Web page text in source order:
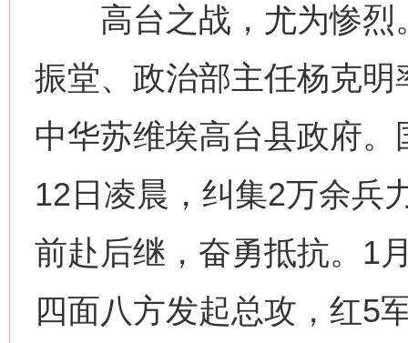
高台之战，尤为惨烈
振堂、政治部主任杨克
中华苏维埃高台县政府
12日凌晨，纠集2万余兵
前赴后继，奋勇抵抗。1
四面八方发起总攻，红5